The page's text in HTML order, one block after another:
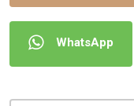
WhatsApp